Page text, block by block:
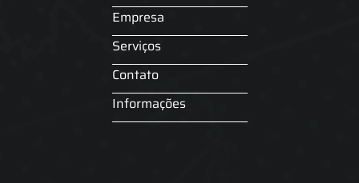
Empresa
Serviços
Contato
Informações